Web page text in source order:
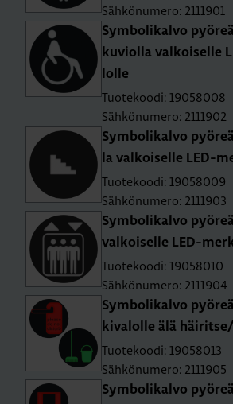
Sähkönumero: 2111901
Sym­bo­li­kal­vo
ku­viol­la val­koi­sel­le
lol­le
Tuotekoodi: 19058008
Sähkönumero: 2111902
Sym­bo­li­kal­vo
la val­koi­sel­le LED-
Tuotekoodi: 19058009
Sähkönumero: 2111903
Sym­bo­li­kal­vo
val­koi­sel­le LED-
Tuotekoodi: 19058010
Sähkönumero: 2111904
Sym­bo­li­kal­vo
ki­va­lol­le älä
Tuotekoodi: 19058013
Sähkönumero: 2111905
Sym­bo­li­kal­vo